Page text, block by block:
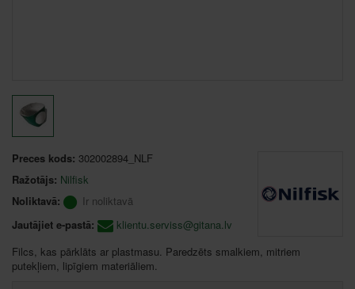
Preces kods: 302002894_NLF
Ražotājs: Nilfisk
Noliktavā:
Ir noliktavā
Jautājiet e-pastā:
klientu.serviss@gitana.lv
Filcs, kas pārklāts ar plastmasu. Paredzēts smalkiem, mitriem
putekļiem, lipīgiem materiāliem.